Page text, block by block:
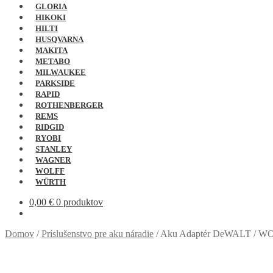
GLORIA
HIKOKI
HILTI
HUSQVARNA
MAKITA
METABO
MILWAUKEE
PARKSIDE
RAPID
ROTHENBERGER
REMS
RIDGID
RYOBI
STANLEY
WAGNER
WOLFF
WÜRTH
0,00 € 0 produktov
Domov /Príslušenstvo pre aku náradie /Aku Adaptér DeWALT /